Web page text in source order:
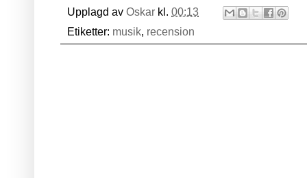
Upplagd av Oskar kl. 00:13
Etiketter: musik, recension